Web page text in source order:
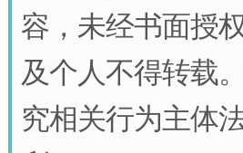
容，未经书面授
及个人不得转载
究相关行为主体